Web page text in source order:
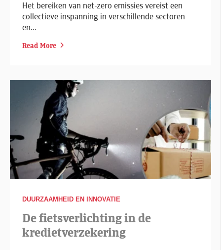
Het bereiken van net-zero emissies vereist een
collectieve inspanning in verschillende sectoren
en...
Read More
DUURZAAMHEID EN INNOVATIE
De fietsverlichting in de
kredietverzekering